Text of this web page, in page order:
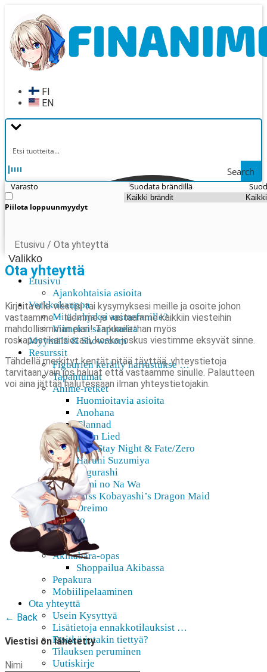
navigointiin
sisältöön
FI
EN
Search
Varasto
Piilota loppuunmyydyt
Suodata brändillä
Valikko
Etusivu
Ajankohtaisia asioita
Verkkokauppa
Mitä lahjaksi animefanille?
Viimeksi saapuneita
Myymälä & Showroom
Resurssit
Figuurien keräily harrastukse …
Tapahtumat
Anime-retket
Huomioitavia asioita
Anohana
Clannad
Elfen Lied
Fate/Stay Night & Fate/Zero
Haruhi Suzumiya
Higurashi
Kimi no Na Wa
Miss Kobayashi’s Dragon Maid
Oreimo
Sanasto
MMD
AMV
Akihabara-opas
Shoppailua Akibassa
Pepakura
Mobiilipelaaminen
Ota yhteyttä
Usein Kysyttyä
Lisätietoja ennakkotilauksist …
Etsitkö jotakin tiettyä?
Tilauksen peruminen
Uutiskirje
Etusivu / Ota yhteyttä
Ota yhteyttä
Kirjoita alle viestisi tai kysymyksesi meille ja osoite johon
vastaamme – luemme ja vastaamme kaikkiin viesteihin
mahdollisimman pian! Tarkkailethan myös
roskapostikansiotasi, koska joskus viestimme eksyvät sinne.
Tähdellä merkityt kentät pitää täyttää, yhteystietoja
tarvitaan vain jos haluat että vastaamme sinulle. Palautteen
voi aina jättää halutessaan ilman yhteystietojakin.
← Back
Viestisi on lähetetty
Nimi